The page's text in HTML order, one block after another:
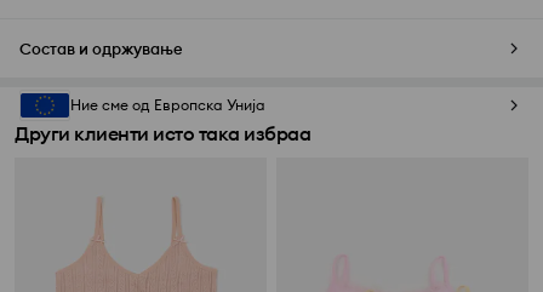
Состав и одржување
Ние сме од Европска Унија
Други клиенти исто така избраа